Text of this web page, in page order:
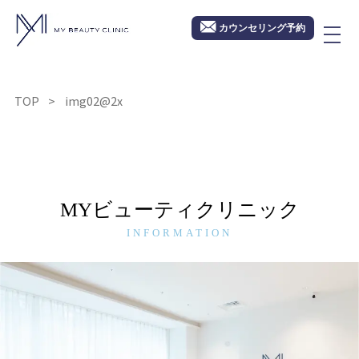
カウンセリング予約
TOP img02@2x
MYビューティクリニック
INFORMATION